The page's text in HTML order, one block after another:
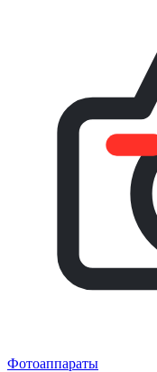
Фотоаппараты